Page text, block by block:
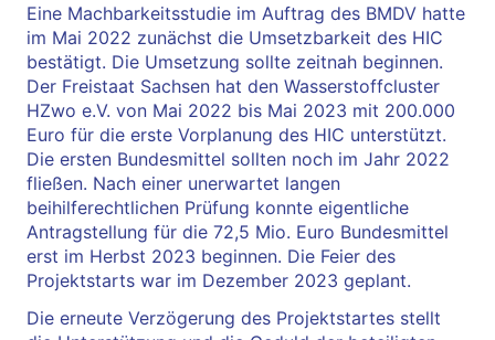
Eine Machbarkeitsstudie im Auftrag des BMDV hatte
im Mai 2022 zunächst die Umsetzbarkeit des HIC
bestätigt. Die Umsetzung sollte zeitnah beginnen.
Der Freistaat Sachsen hat den Wasserstoffcluster
HZwo e.V. von Mai 2022 bis Mai 2023 mit 200.000
Euro für die erste Vorplanung des HIC unterstützt.
Die ersten Bundesmittel sollten noch im Jahr 2022
fließen. Nach einer unerwartet langen
beihilferechtlichen Prüfung konnte eigentliche
Antragstellung für die 72,5 Mio. Euro Bundesmittel
erst im Herbst 2023 beginnen. Die Feier des
Projektstarts war im Dezember 2023 geplant.
Die erneute Verzögerung des Projektstartes stellt